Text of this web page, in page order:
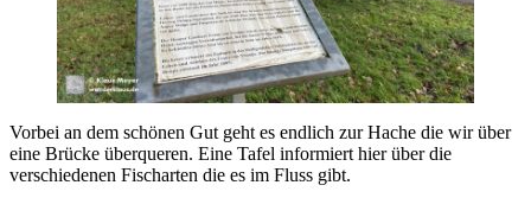
Vorbei an dem schönen Gut geht es endlich zur Hache die wir über
eine Brücke überqueren. Eine Tafel informiert hier über die
verschiedenen Fischarten die es im Fluss gibt.